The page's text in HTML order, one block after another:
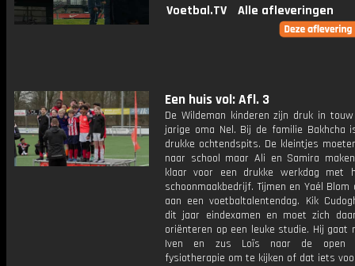
Voetbal.TV
Alle afleveringen
Een huis vol: Afl. 3
De Wildeman kinderen zijn druk in
jarige oma Nel. Bij de familie Bakhcha
drukke ochtendspits. De kleintjes
naar school maar Ali en Samira
klaar voor een drukke werkdag met
schoonmaakbedrijf. Tijmen en Yaél Blom
aan een voetbaltalentendag. Kik
dit jaar eindexamen en moet zich
oriënteren op een leuke studie. Hij gaat
Iven en zus Loïs naar de open
fysiotherapie om te kijken of dat iets